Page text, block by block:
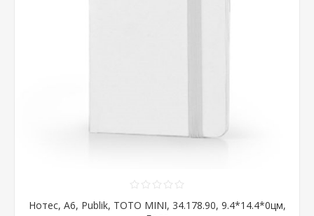
Нотес, А6, Publik, TOTO MINI, 34.178.90, 9.4*14.4*0цм,